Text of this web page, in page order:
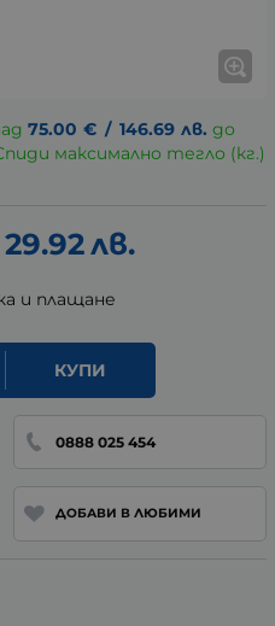
75.00 € / 146.69 лв. до
максимално тегло (кг.)
29.92лв.
и плащане
КУПИ
0888 025 454
ДОБАВИ В ЛЮБИМИ